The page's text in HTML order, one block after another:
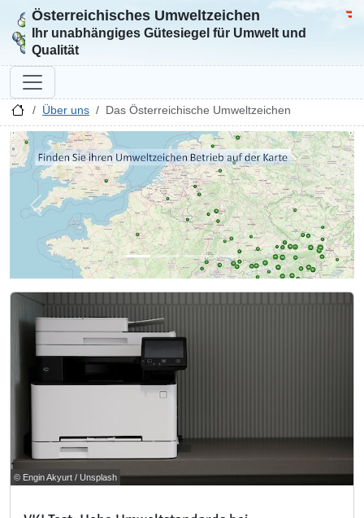
Zur Startseite
Österreichisches Umweltzeichen
Ihr unabhängiges Gütesiegel für Umwelt und
Qualität
Über uns Das Österreichische Umweltzeichen
Zurück Weiter
© Engin Akyurt / Unsplash